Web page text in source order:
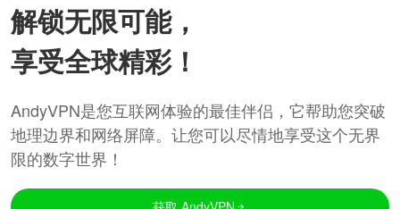
解锁无限可能，
享受全球精彩！
AndyVPN是您互联网体验的最佳伴侣，它帮助您突破
地理边界和网络屏障。让您可以尽情地享受这个无界
限的数字世界！